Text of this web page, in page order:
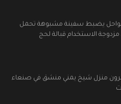
يضبط سفينة مشبوهة تحمل
منزل شيخ يمني منشق في صنعاء